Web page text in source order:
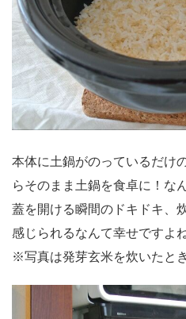
本体に土鍋がのっているだけ
らそのまま土鍋を食卓に！な
蓋を開ける瞬間のドキドキ、
感じられるなんて幸せですよね
※写真は発芽玄米を炊いたと